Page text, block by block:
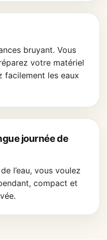
bruyant. Vous
votre matériel
facilement les eaux
journée de
l’eau, vous voulez
compact et